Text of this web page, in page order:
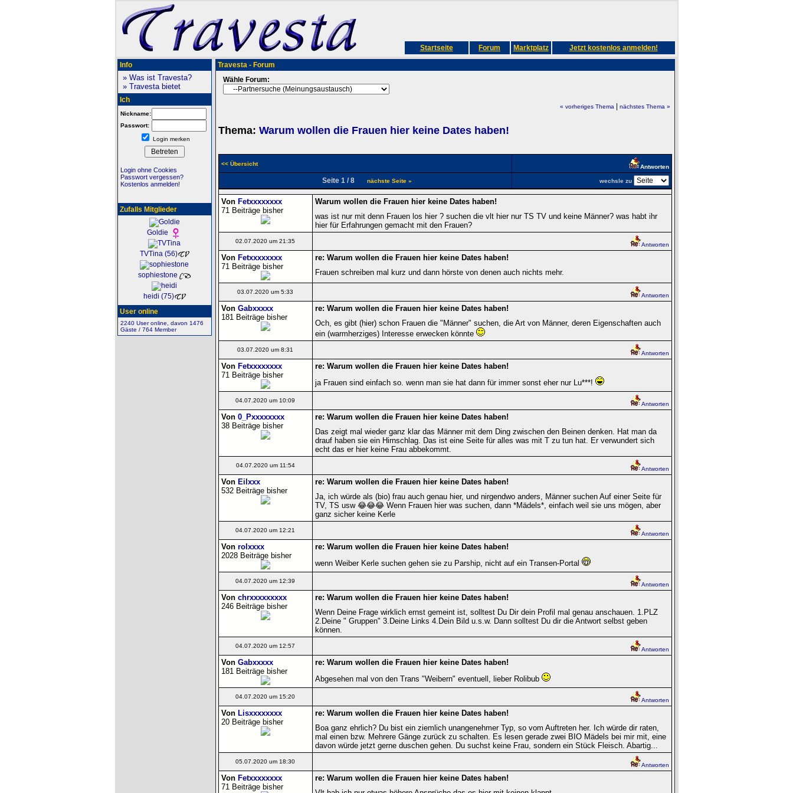
Startseite Forum Marktplatz Jetzt kostenlos anmelden!
Info
» Was ist Travesta?
» Travesta bietet
Ich
Nickname:
Passwort:
Login merken
Login ohne Cookies
Passwort vergessen?
Kostenlos anmelden!
Zufalls Mitglieder
Goldie
TVTina (56)
sophiestone
heidi (75)
User online
2240 User online, davon 1476
Gäste / 764 Member
Travesta - Forum
Wähle Forum:
« vorheriges Thema| nächstes Thema »
Thema: Warum wollen die Frauen hier keine Dates haben!
<< Übersicht Antworten
Seite 1 / 8 nächste Seite » wechsle zu
Von Fetxxxxxxxx
71 Beiträge bisher
Warum wollen die Frauen hier keine Dates haben!
was ist nur mit denn Frauen los hier ? suchen die vlt hier nur TS TV und keine Männer? was habt ihr
hier für Erfahrungen gemacht mit den Frauen?
02.07.2020 um 21:35
Antworten
Von Fetxxxxxxxx
71 Beiträge bisher
re: Warum wollen die Frauen hier keine Dates haben!
Frauen schreiben mal kurz und dann hörste von denen auch nichts mehr.
03.07.2020 um 5:33
Antworten
Von Gabxxxxx
181 Beiträge bisher
re: Warum wollen die Frauen hier keine Dates haben!
Och, es gibt (hier) schon Frauen die "Männer" suchen, die Art von Männer, deren Eigenschaften auch
ein (warmherziges) Interesse erwecken könnte
03.07.2020 um 8:31
Antworten
Von Fetxxxxxxxx
71 Beiträge bisher
re: Warum wollen die Frauen hier keine Dates haben!
ja Frauen sind einfach so. wenn man sie hat dann für immer sonst eher nur Lu***!
04.07.2020 um 10:09
Antworten
Von 0_Pxxxxxxxx
38 Beiträge bisher
re: Warum wollen die Frauen hier keine Dates haben!
Das zeigt mal wieder ganz klar das Männer mit dem Ding zwischen den Beinen denken. Hat man da
drauf haben sie ein Hirnschlag. Das ist eine Seite für alles was mit T zu tun hat. Er verwundert sich
echt das er hier keine Frau abbekommt.
04.07.2020 um 11:54
Antworten
Von Eilxxx
532 Beiträge bisher
re: Warum wollen die Frauen hier keine Dates haben!
Ja, ich würde als (bio) frau auch genau hier, und nirgendwo anders, Männer suchen Auf einer Seite für
TV, TS usw 😂😂😂 Wenn Frauen hier was suchen, dann *Mädels*, einfach weil sie uns mögen, aber
ganz sicher keine Kerle
04.07.2020 um 12:21
Antworten
Von rolxxxx
2028 Beiträge bisher
re: Warum wollen die Frauen hier keine Dates haben!
wenn Weiber Kerle suchen gehen sie zu Parship, nicht auf ein Transen-Portal
04.07.2020 um 12:39
Antworten
Von chrxxxxxxxxx
246 Beiträge bisher
re: Warum wollen die Frauen hier keine Dates haben!
Wenn Deine Frage wirklich ernst gemeint ist, solltest Du Dir dein Profil mal genau anschauen. 1.PLZ
2.Deine " Gruppen" 3.Deine Links 4.Dein Bild u.s.w. Dann solltest Du dir die Antwort selbst geben
können.
04.07.2020 um 12:57
Antworten
Von Gabxxxxx
181 Beiträge bisher
re: Warum wollen die Frauen hier keine Dates haben!
Abgesehen mal von den Trans "Weibern" eventuell, lieber Rolibub
04.07.2020 um 15:20
Antworten
Von Lisxxxxxxxx
20 Beiträge bisher
re: Warum wollen die Frauen hier keine Dates haben!
Boa ganz ehrlich? Du bist ein ziemlich unangenehmer Typ, so vom Auftreten her. Ich würde dir raten,
mal einen bzw. Mehrere Gänge zurück zu schalten. Es lesen gerade zwei BIO Mädels bei mir mit, eine
davon würde jetzt gerne duschen gehen. Du suchst keine Frau, sondern ein Stück Fleisch. Abartig...
05.07.2020 um 18:30
Antworten
Von Fetxxxxxxxx
71 Beiträge bisher
re: Warum wollen die Frauen hier keine Dates haben!